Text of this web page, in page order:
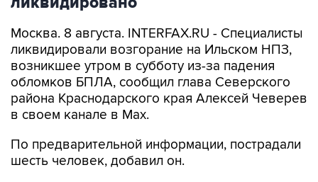
Москва. 8 августа. INTERFAX.RU - Специалисты
ликвидировали возгорание на Ильском НПЗ,
возникшее утром в субботу из-за падения
обломков БПЛА, сообщил глава Северского
района Краснодарского края Алексей Чеверев
в своем канале в Max.
По предварительной информации, пострадали
шесть человек, добавил он.